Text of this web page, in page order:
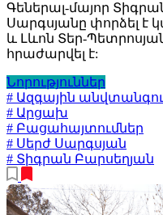
Գեներալ-մայոր
Սարգսյանը փորձել է
և Լևոն Տեր-
հրաժարվել է:
Նորություններ
# Ազգային
# Արցախ
# Բացահայտումներ
# Սերժ Սարգսյան
# Տիգրան Բարսեղյան